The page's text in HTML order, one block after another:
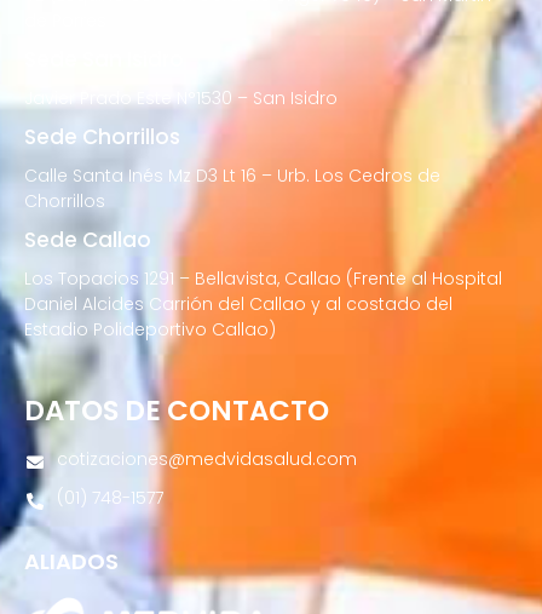
Javier Prado Este N°1530 – San Isidro
Sede Chorrillos
Calle Santa Inés Mz D3 Lt 16 – Urb. Los Cedros de
Chorrillos
Sede Callao
Los Topacios 1291 – Bellavista, Callao (Frente al Hospital
Daniel Alcides Carrión del Callao y al costado del
Estadio Polideportivo Callao)
DATOS DE CONTACTO
cotizaciones@medvidasalud.com
(01) 748-1577
ALIADOS